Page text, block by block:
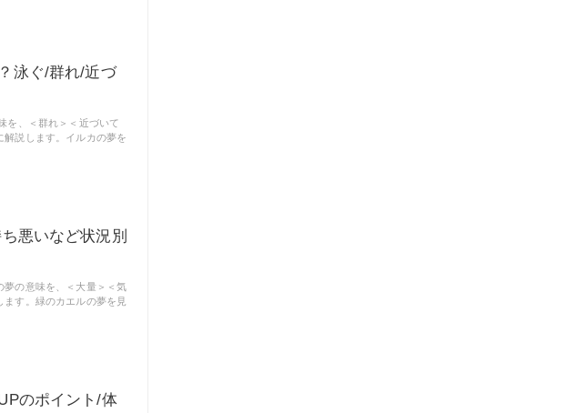
泳ぐ/群れ/近づ
を、＜群れ＞＜近づいて
解説します。イルカの夢を
悪いなど状況別
夢の意味を、＜大量＞＜気
す。緑のカエルの夢を見
のポイント/体